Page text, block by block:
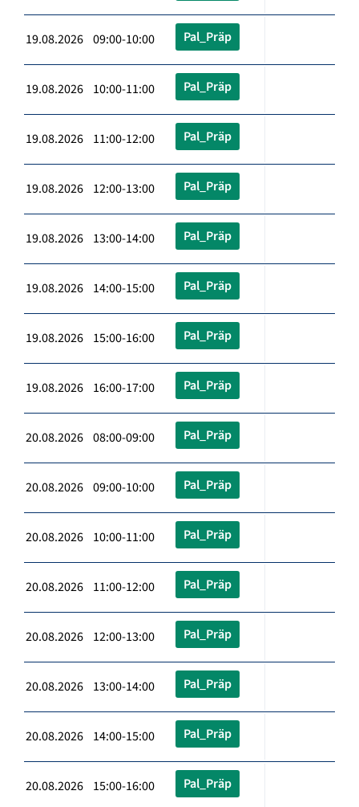
19.08.2026 09:00-10:00 Pal_Präp
19.08.2026 10:00-11:00 Pal_Präp
19.08.2026 11:00-12:00 Pal_Präp
19.08.2026 12:00-13:00 Pal_Präp
19.08.2026 13:00-14:00 Pal_Präp
19.08.2026 14:00-15:00 Pal_Präp
19.08.2026 15:00-16:00 Pal_Präp
19.08.2026 16:00-17:00 Pal_Präp
20.08.2026 08:00-09:00 Pal_Präp
20.08.2026 09:00-10:00 Pal_Präp
20.08.2026 10:00-11:00 Pal_Präp
20.08.2026 11:00-12:00 Pal_Präp
20.08.2026 12:00-13:00 Pal_Präp
20.08.2026 13:00-14:00 Pal_Präp
20.08.2026 14:00-15:00 Pal_Präp
20.08.2026 15:00-16:00 Pal_Präp